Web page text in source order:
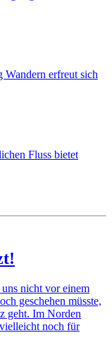
Wandern erfreut sich
Fluss bietet
nicht vor einem
geschehen müsste,
geht. Im Norden
noch für